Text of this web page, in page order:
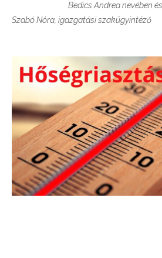
Bedics Andrea nevében és
Szabó Nóra, igazgatási szakügyintéző